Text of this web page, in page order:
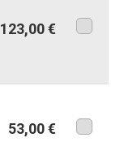
123,00 €
53,00 €